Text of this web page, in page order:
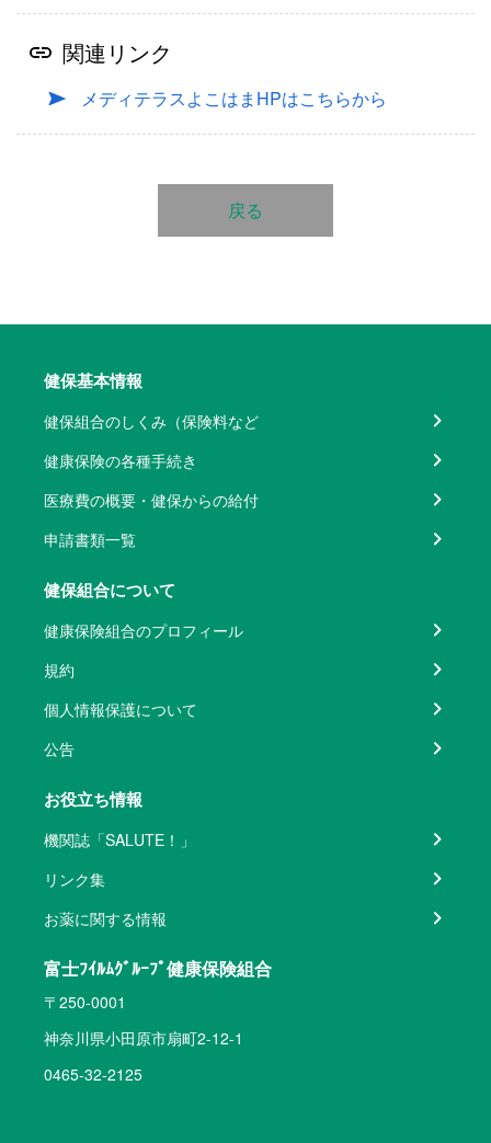
関連リンク
メディテラスよこはまHPはこちらから
戻る
健保基本情報
健保組合のしくみ（保険料など
健康保険の各種手続き
医療費の概要・健保からの給付
申請書類一覧
健保組合について
健康保険組合のプロフィール
規約
個人情報保護について
公告
お役立ち情報
機関誌「SALUTE！」
リンク集
お薬に関する情報
富士ﾌｲﾙﾑｸﾞﾙｰﾌﾟ健康保険組合
〒250-0001
神奈川県小田原市扇町2-12-1
0465-32-2125